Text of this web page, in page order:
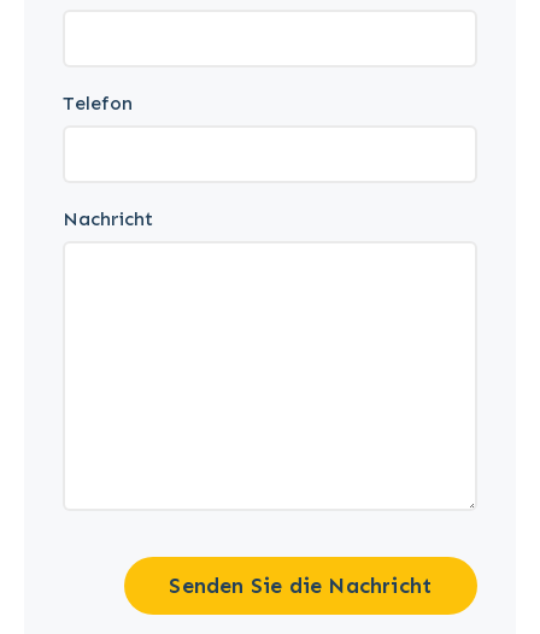
Telefon
Nachricht
Senden Sie die Nachricht